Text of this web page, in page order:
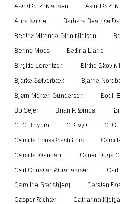
Astrid B. Z. Madsen Astrid B.Z.
Aura Isolde Barbara Beatrice
Beatrix Miranda Ginn Nielsen
Benno Moes Bettina Liane
Birgitte Lorentzen Birthe Skov
Bjarke Sølverbæk Bjarne
Bjørn-Morten Gundersen Bodil
Bo Sejer Brian P. Ørnbøl
C. C. Thybro C. Evytt C. G.
Camilla Fønss Bach Friis
Camilla Wandahl Caner Doga
Carl Christian Abrahamsen Carl
Caroline Stadsbjerg Carsten
Casper Richter Catharina